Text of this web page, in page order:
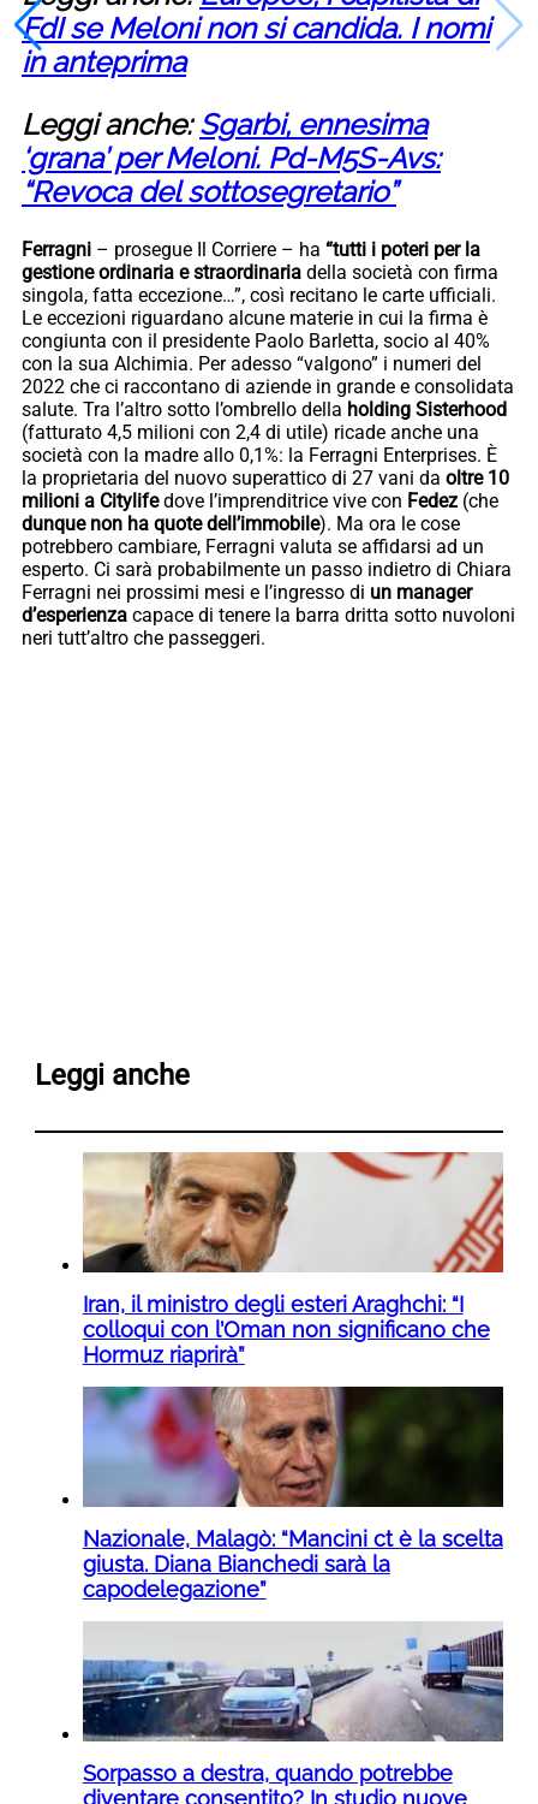
FdI se Meloni non si candida. I nomi
in anteprima
Leggi anche:Sgarbi, ennesima
‘grana’ per Meloni. Pd-M5S-Avs:
“Revoca del sottosegretario”
Ferragni – prosegue Il Corriere – ha “tutti i poteri per la
gestione ordinaria e straordinaria della società con firma
singola, fatta eccezione…”, così recitano le carte ufficiali.
Le eccezioni riguardano alcune materie in cui la firma è
congiunta con il presidente Paolo Barletta, socio al 40%
con la sua Alchimia. Per adesso “valgono” i numeri del
2022 che ci raccontano di aziende in grande e consolidata
salute. Tra l’altro sotto l’ombrello della holding Sisterhood
(fatturato 4,5 milioni con 2,4 di utile) ricade anche una
società con la madre allo 0,1%: la Ferragni Enterprises. È
la proprietaria del nuovo superattico di 27 vani da oltre 10
milioni a Citylifedove l’imprenditrice vive con Fedez (che
dunque non ha quote dell’immobile). Ma ora le cose
potrebbero cambiare, Ferragni valuta se affidarsi ad un
esperto. Ci sarà probabilmente un passo indietro di Chiara
Ferragni nei prossimi mesi e l’ingresso di un manager
d’esperienza capace di tenere la barra dritta sotto nuvoloni
neri tutt’altro che passeggeri.
Leggi anche
Iran, il ministro degli esteri Araghchi: “I
colloqui con l’Oman non significano che
Hormuz riaprirà”
Nazionale, Malagò: “Mancini ct è la scelta
giusta. Diana Bianchedi sarà la
capodelegazione”
Sorpasso a destra, quando potrebbe